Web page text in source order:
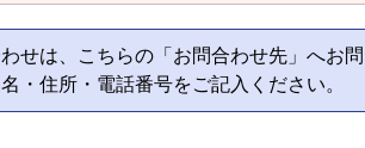
せは、こちらの「お問合わせ先」へお
・住所・電話番号をご記入ください。